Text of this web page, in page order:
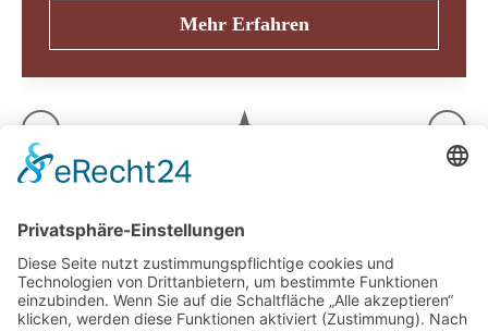
Mehr Erfahren